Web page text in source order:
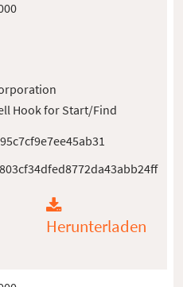
Hook for Start/Find
Herunterladen